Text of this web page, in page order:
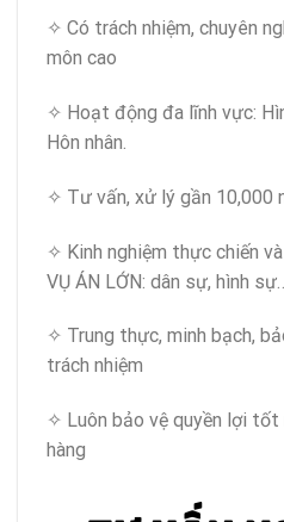
✧ Có trách nhiệm, chuyên
môn cao
✧ Hoạt động đa lĩnh vực:
Hôn nhân.
✧ Tư vấn, xử lý gần 10,000
✧ Kinh nghiệm thực chiến
VỤ ÁN LỚN: dân sự, hình sự….
✧ Trung thực, minh bạch,
trách nhiệm
✧ Luôn bảo vệ quyền lợi tốt
hàng